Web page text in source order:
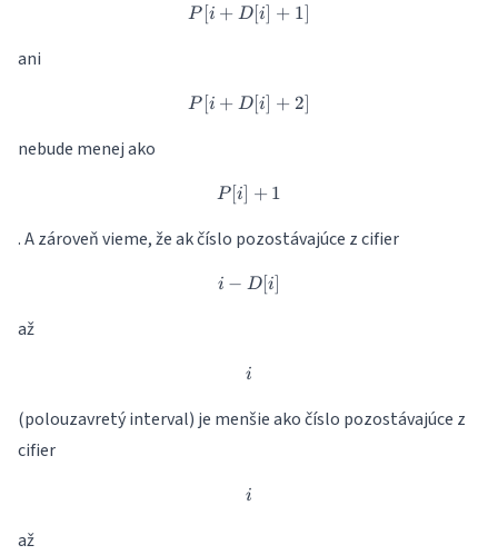
P[i+D[i]+1]
P [i + D[i] + 1]
ani
P[i+D[i]+2]
P [i + D[i] + 2]
nebude menej ako
P[i]+1
P[i] + 1
. A zároveň vieme, že ak číslo pozostávajúce z cifier
i-D[i]
i − D[i]
až
i
i
(polouzavretý interval) je menšie ako číslo pozostávajúce z
cifier
i
i
až